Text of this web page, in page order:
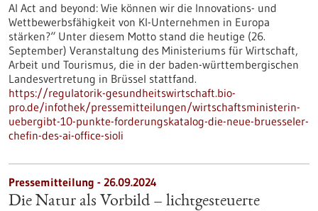
AI Act and beyond: Wie können wir die Innovations- und
Wettbewerbsfähigkeit von KI-Unternehmen in Europa
stärken?“ Unter diesem Motto stand die heutige (26.
September) Veranstaltung des Ministeriums für Wirtschaft,
Arbeit und Tourismus, die in der baden-württembergischen
Landesvertretung in Brüssel stattfand.
https://regulatorik-gesundheitswirtschaft.bio-
pro.de/infothek/pressemitteilungen/wirtschaftsministerin-
uebergibt-10-punkte-forderungskatalog-die-neue-bruesseler-
chefin-des-ai-office-sioli
Pressemitteilung - 26.09.2024
Die Natur als Vorbild – lichtgesteuerte